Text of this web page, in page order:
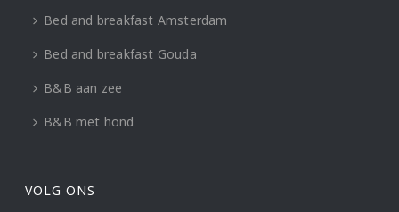
Bed and breakfast Amsterdam
Bed and breakfast Gouda
B&B aan zee
B&B met hond
VOLG ONS